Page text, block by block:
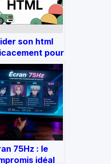
son html
pour
web
et fiable
75Hz : le
idéal